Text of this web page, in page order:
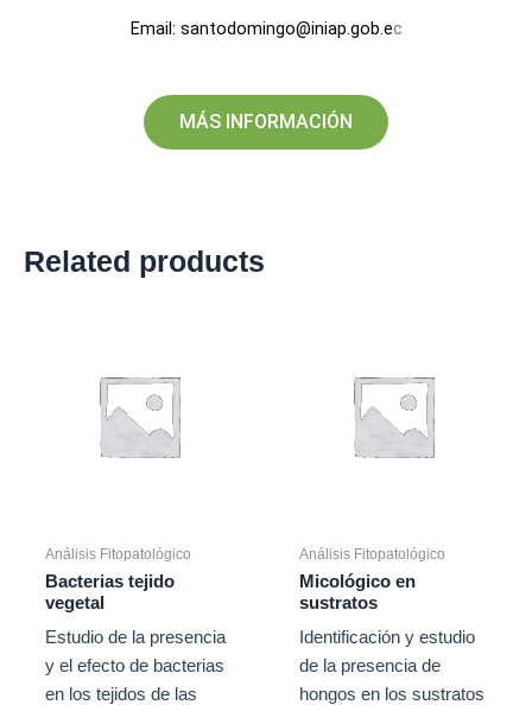
Email: santodomingo@iniap.gob.ec
MÁS INFORMACIÓN
Related products
Análisis Fitopatológico
Bacterias tejido
vegetal
Estudio de la presencia
y el efecto de bacterias
en los tejidos de las
Análisis Fitopatológico
Micológico en
sustratos
Identificación y estudio
de la presencia de
hongos en los sustratos